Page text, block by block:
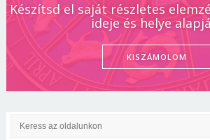
Készítsd el saját részletes
ideje és helye
KISZÁMOLOM